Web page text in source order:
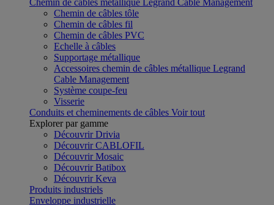
Chemin de câbles métallique Legrand Cable Management
Chemin de câbles tôle
Chemin de câbles fil
Chemin de câbles PVC
Echelle à câbles
Supportage métallique
Accessoires chemin de câbles métallique Legrand
Cable Management
Système coupe-feu
Visserie
Conduits et cheminements de câbles Voir tout
Explorer par gamme
Découvrir Drivia
Découvrir CABLOFIL
Découvrir Mosaic
Découvrir Batibox
Découvrir Keva
Produits industriels
Enveloppe industrielle